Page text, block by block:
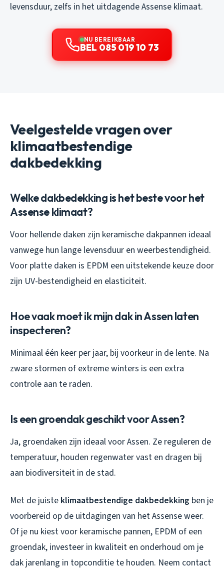
levensduur, zelfs in het uitdagende Assense klimaat.
NU BEREIKBAAR
BEL 085 019 10 73
Veelgestelde vragen over
klimaatbestendige
dakbedekking
Welke dakbedekking is het beste voor het
Assense klimaat?
Voor hellende daken zijn keramische dakpannen ideaal
vanwege hun lange levensduur en weerbestendigheid.
Voor platte daken is EPDM een uitstekende keuze door
zijn UV-bestendigheid en elasticiteit.
Hoe vaak moet ik mijn dak in Assen laten
inspecteren?
Minimaal één keer per jaar, bij voorkeur in de lente. Na
zware stormen of extreme winters is een extra
controle aan te raden.
Is een groendak geschikt voor Assen?
Ja, groendaken zijn ideaal voor Assen. Ze reguleren de
temperatuur, houden regenwater vast en dragen bij
aan biodiversiteit in de stad.
Met de juiste klimaatbestendige dakbedekking ben je
voorbereid op de uitdagingen van het Assense weer.
Of je nu kiest voor keramische pannen, EPDM of een
groendak, investeer in kwaliteit en onderhoud om je
dak jarenlang in topconditie te houden. Neem contact